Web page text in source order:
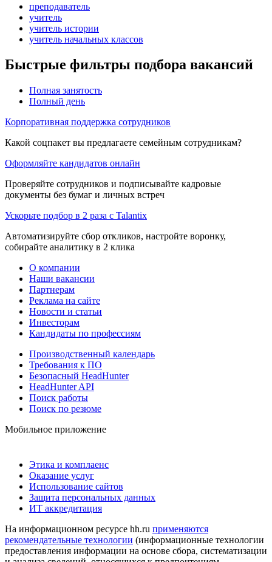
преподаватель
учитель
учитель истории
учитель начальных классов
Быстрые фильтры подбора вакансий
Полная занятость
Полный день
Корпоративная поддержка сотрудников
Какой соцпакет вы предлагаете семейным сотрудникам?
Оформляйте кандидатов онлайн
Проверяйте сотрудников и подписывайте кадровые
документы без бумаг и личных встреч
Ускорьте подбор в 2 раза с Talantix
Автоматизируйте сбор откликов, настройте воронку,
собирайте аналитику в 2 клика
О компании
Наши вакансии
Партнерам
Реклама на сайте
Новости и статьи
Инвесторам
Кандидаты по профессиям
Производственный календарь
Требования к ПО
Безопасный HeadHunter
HeadHunter API
Поиск работы
Поиск по резюме
Мобильное приложение
Этика и комплаенс
Оказание услуг
Использование сайтов
Защита персональных данных
ИТ аккредитация
На информационном ресурсе hh.ru применяются
рекомендательные технологии (информационные технологии
предоставления информации на основе сбора, систематизации